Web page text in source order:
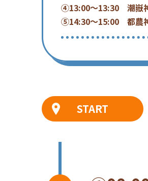
④13:00～13:30 潮嶽
⑤14:30～15:00 都農
START